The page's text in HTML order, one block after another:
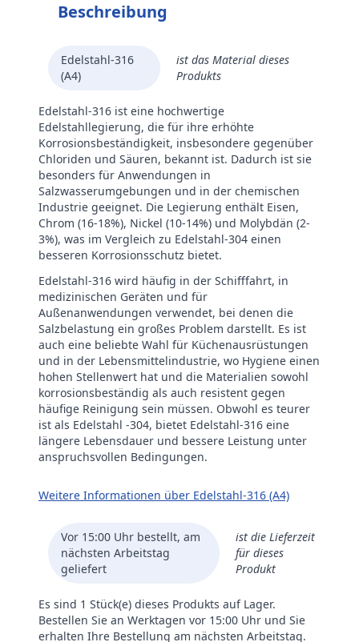
Beschreibung
Edelstahl-316
(A4)
ist das Material dieses
Produkts
Edelstahl-316 ist eine hochwertige
Edelstahllegierung, die für ihre erhöhte
Korrosionsbeständigkeit, insbesondere gegenüber
Chloriden und Säuren, bekannt ist. Dadurch ist sie
besonders für Anwendungen in
Salzwasserumgebungen und in der chemischen
Industrie geeignet. Die Legierung enthält Eisen,
Chrom (16-18%), Nickel (10-14%) und Molybdän (2-
3%), was im Vergleich zu Edelstahl-304 einen
besseren Korrosionsschutz bietet.
Edelstahl-316 wird häufig in der Schifffahrt, in
medizinischen Geräten und für
Außenanwendungen verwendet, bei denen die
Salzbelastung ein großes Problem darstellt. Es ist
auch eine beliebte Wahl für Küchenausrüstungen
und in der Lebensmittelindustrie, wo Hygiene einen
hohen Stellenwert hat und die Materialien sowohl
korrosionsbeständig als auch resistent gegen
häufige Reinigung sein müssen. Obwohl es teurer
ist als Edelstahl -304, bietet Edelstahl-316 eine
längere Lebensdauer und bessere Leistung unter
anspruchsvollen Bedingungen.
Weitere Informationen über Edelstahl-316 (A4)
Vor 15:00 Uhr bestellt, am
nächsten Arbeitstag
geliefert
ist die Lieferzeit
für dieses
Produkt
Es sind 1 Stück(e) dieses Produkts auf Lager.
Bestellen Sie an Werktagen vor 15:00 Uhr und Sie
erhalten Ihre Bestellung am nächsten Arbeitstag.